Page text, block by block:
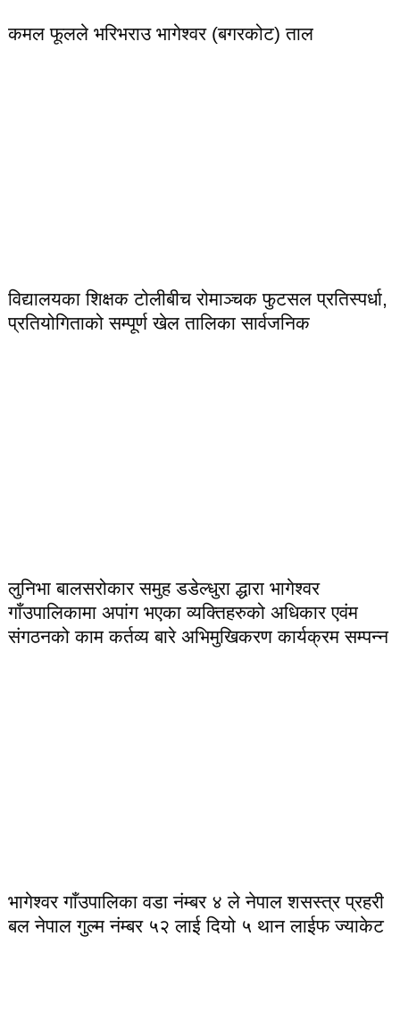
कमल फूलले भरिभराउ भागेश्वर (बगरकोट) ताल
विद्यालयका शिक्षक टोलीबीच रोमाञ्चक फुटसल प्रतिस्पर्धा,
प्रतियोगिताको सम्पूर्ण खेल तालिका सार्वजनिक
लुनिभा बालसरोकार समुह डडेल्धुरा द्धारा भागेश्वर
गाँउपालिकामा अपांग भएका व्यक्तिहरुको अधिकार एवंम
संगठनको काम कर्तव्य बारे अभिमुखिकरण कार्यक्रम सम्पन्न
भागेश्वर गाँउपालिका वडा नंम्बर ४ ले नेपाल शसस्त्र प्रहरी
बल नेपाल गुल्म नंम्बर ५२ लाई दियो ५ थान लाईफ ज्याकेट